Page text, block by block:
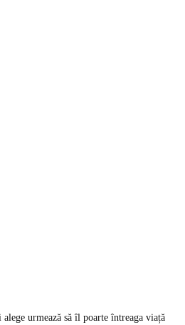
urmează să îl poarte întreaga viață